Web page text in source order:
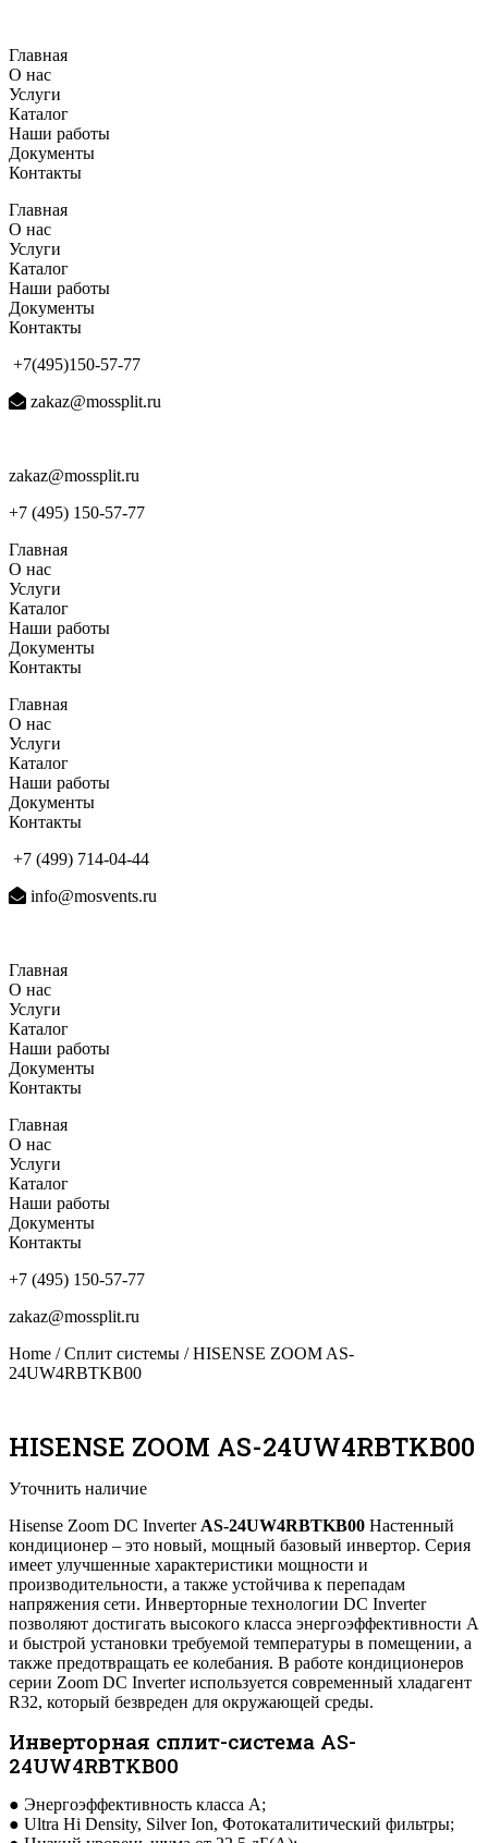
содержимому
Главная
О нас
Услуги
Каталог
Наши работы
Документы
Контакты
Главная
О нас
Услуги
Каталог
Наши работы
Документы
Контакты
+7(495)150-57-77
zakaz@mossplit.ru
zakaz@mossplit.ru
+7 (495) 150-57-77
Главная
О нас
Услуги
Каталог
Наши работы
Документы
Контакты
Главная
О нас
Услуги
Каталог
Наши работы
Документы
Контакты
+7 (499) 714-04-44
info@mosvents.ru
Главная
О нас
Услуги
Каталог
Наши работы
Документы
Контакты
Главная
О нас
Услуги
Каталог
Наши работы
Документы
Контакты
+7 (495) 150-57-77
zakaz@mossplit.ru
Home /Сплит системы / HISENSE ZOOM AS-
24UW4RBTKB00
HISENSE ZOOM AS-24UW4RBTKB00
Уточнить наличие
Hisense Zoom DC Inverter AS-24UW4RBTKB00 Настенный
кондиционер – это новый, мощный базовый инвертор. Серия
имеет улучшенные характеристики мощности и
производительности, а также устойчива к перепадам
напряжения сети. Инверторные технологии DC Inverter
позволяют достигать высокого класса энергоэффективности А
и быстрой установки требуемой температуры в помещении, а
также предотвращать ее колебания. В работе кондиционеров
серии Zoom DC Inverter используется современный хладагент
R32, который безвреден для окружающей среды.
Инверторная сплит-система AS-
24UW4RBTKB00
● Энергоэффективность класса А;
● Ultra Hi Density, Silver Ion, Фотокаталитический фильтры;